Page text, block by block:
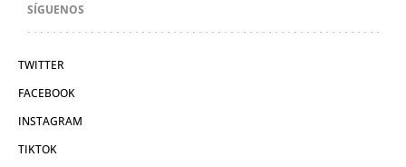
SÍGUENOS
TWITTER
FACEBOOK
INSTAGRAM
TIKTOK